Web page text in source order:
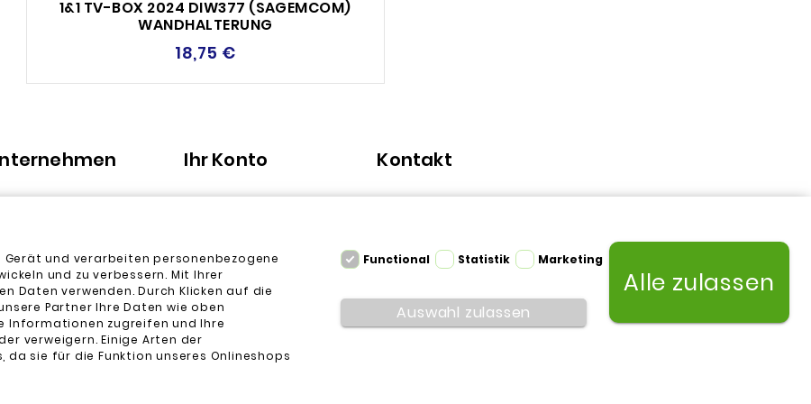
1&1 TV-BOX 2024 DIW377 (SAGEMCOM)
WANDHALTERUNG
18,75 €
Sie uns
Ihr Konto
Rechnungskorrekturen
Adressen
Gutscheine
Mijn verlanglijstjes
Kontakt
und verarbeiten personenbezogene
und zu verbessern. Mit Ihrer
Daten verwenden. Durch Klicken auf die
Partner Ihre Daten wie oben
Informationen zugreifen und Ihre
verweigern. Einige Arten der
sie für die Funktion unseres Onlineshops
Functional Statistik Marketing
Auswahl zulassen
Alle zulassen